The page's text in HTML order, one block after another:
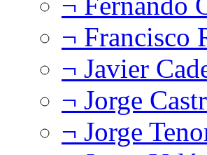
¬ Francisco
¬ Javier
¬ Jorge
¬ Jorge